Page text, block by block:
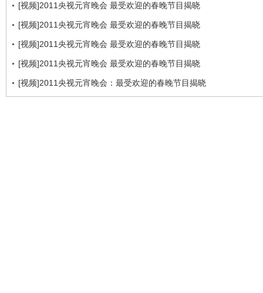
[视频]2011央视元宵晚会 最受欢迎的春晚节目揭晓
[视频]2011央视元宵晚会 最受欢迎的春晚节目揭晓
[视频]2011央视元宵晚会 最受欢迎的春晚节目揭晓
[视频]2011央视元宵晚会 最受欢迎的春晚节目揭晓
[视频]2011央视元宵晚会：最受欢迎的春晚节目揭晓